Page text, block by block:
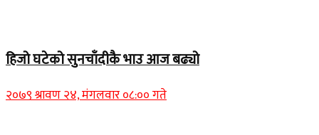
हिजो घटेको सुनचाँदीकै भाउ आज बढ्यो
२०७९ श्रावण २४, मंगलवार ०८:०० गते